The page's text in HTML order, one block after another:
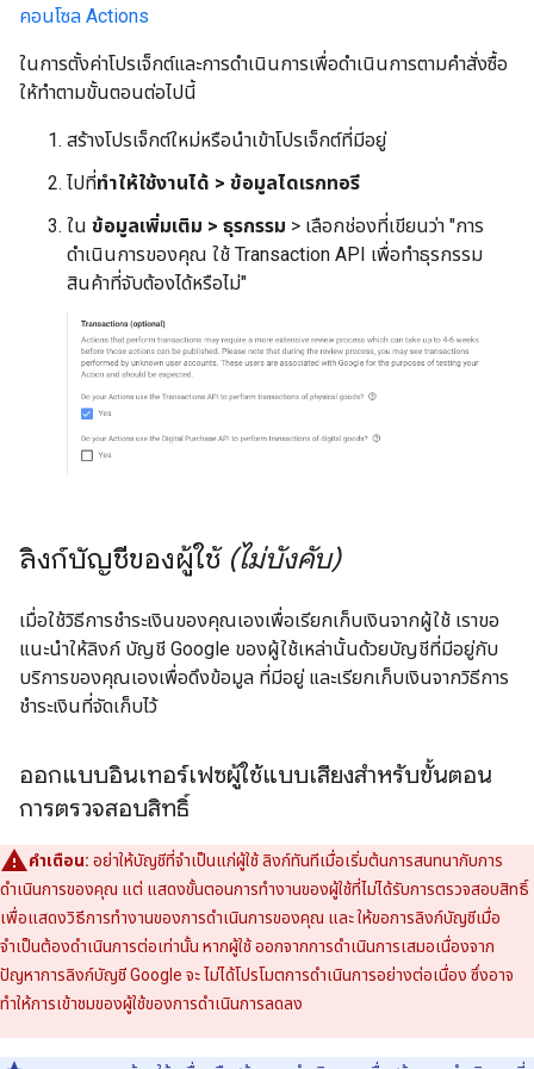
คอนโซล Actions
ในการตั้งค่าโปรเจ็กต์และการดำเนินการเพื่อดำเนินการตามคำสั่งซื้อ
ให้ทำตามขั้นตอนต่อไปนี้
สร้างโปรเจ็กต์ใหม่หรือนำเข้าโปรเจ็กต์ที่มีอยู่
ไปที่ทำให้ใช้งานได้ > ข้อมูลไดเรกทอรี
ใน ข้อมูลเพิ่มเติม > ธุรกรรม > เลือกช่องที่เขียนว่า "การ
ดำเนินการของคุณ ใช้ Transaction API เพื่อทำธุรกรรม
สินค้าที่จับต้องได้หรือไม่"
ลิงก์บัญชีของผู้ใช้ (ไม่บังคับ)
เมื่อใช้วิธีการชำระเงินของคุณเองเพื่อเรียกเก็บเงินจากผู้ใช้ เราขอ
แนะนำให้ลิงก์ บัญชี Google ของผู้ใช้เหล่านั้นด้วยบัญชีที่มีอยู่กับ
บริการของคุณเองเพื่อดึงข้อมูล ที่มีอยู่ และเรียกเก็บเงินจากวิธีการ
ชำระเงินที่จัดเก็บไว้
ออกแบบอินเทอร์เฟซผู้ใช้แบบเสียงสำหรับขั้นตอน
การตรวจสอบสิทธิ์
คำเตือน: อย่าให้บัญชีที่จำเป็นแก่ผู้ใช้ ลิงก์ทันทีเมื่อเริ่มต้นการสนทนากับการ
ดำเนินการของคุณ แต่ แสดงขั้นตอนการทำงานของผู้ใช้ที่ไม่ได้รับการตรวจสอบสิทธิ์
เพื่อแสดงวิธีการทำงานของการดำเนินการของคุณ และ ให้ขอการลิงก์บัญชีเมื่อ
จำเป็นต้องดำเนินการต่อเท่านั้น หากผู้ใช้ ออกจากการดำเนินการเสมอเนื่องจาก
ปัญหาการลิงก์บัญชี Google จะ ไม่ได้โปรโมตการดำเนินการอย่างต่อเนื่อง ซึ่งอาจ
ทำให้การเข้าชมของผู้ใช้ของการดำเนินการลดลง